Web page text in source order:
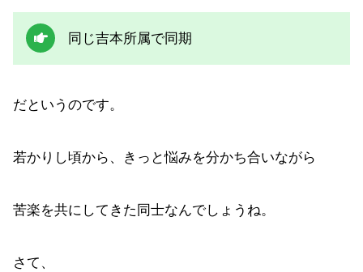
同じ吉本所属で同期
だというのです。
若かりし頃から、きっと悩みを分かち合いながら
苦楽を共にしてきた同士なんでしょうね。
さて、